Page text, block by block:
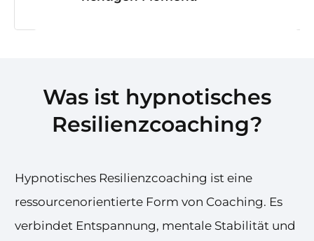
Was ist hypnotisches
Resilienzcoaching?
Hypnotisches Resilienzcoaching ist eine
ressourcenorientierte Form von Coaching. Es
verbindet Entspannung, mentale Stabilität und